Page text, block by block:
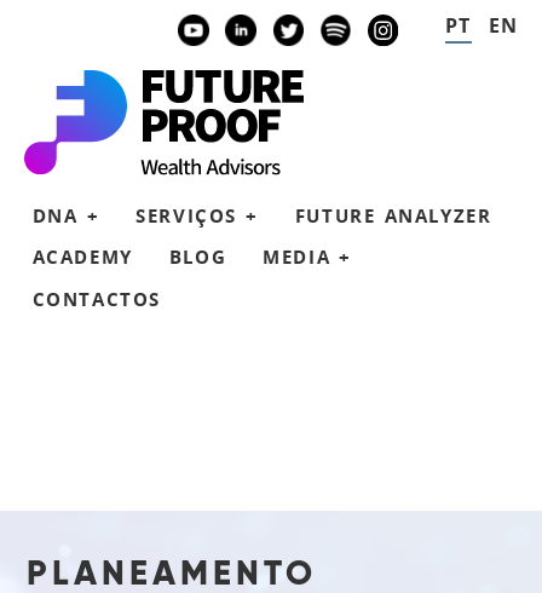
PT EN
YOUTUBELINKEDINTWITTERSPOTIFYINSTAGRAM
DNA + SERVIÇOS +
FUTURE ANALYZER
ACADEMY
BLOG MEDIA +
CONTACTOS
HOME
PLANEAMENTO